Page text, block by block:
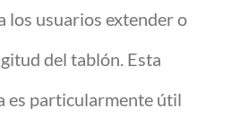
los usuarios extender o
del tablón. Esta
es particularmente útil